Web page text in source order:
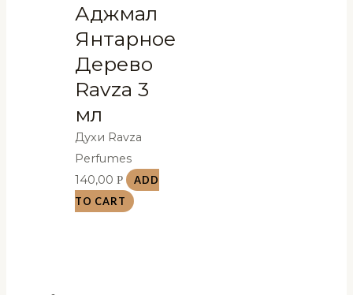
Аджмал
Янтарное
Дерево
Ravza 3
мл
Духи Ravza
Perfumes
140,00Р
ADD
TO CART